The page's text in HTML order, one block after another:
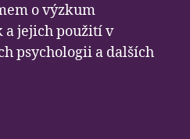
o výzkum
a jejich použití v
psychologii a dalších